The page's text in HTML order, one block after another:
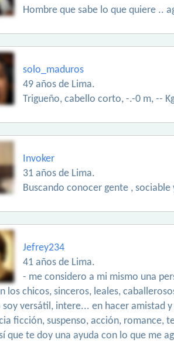
Hombre que sabe lo que quiere ..
solo_maduros
49 años de Lima.
Trigueño, cabello corto, -.-0 m, --
Invoker
31 años de Lima.
Buscando conocer gente , sociable
Jefrey234
41 años de Lima.
- me considero a mi mismo una
los chicos, sinceros, leales,
versátil, intere... en hacer amistad
ficción, suspenso, acción, romance,
que te doy una ayuda con lo que me